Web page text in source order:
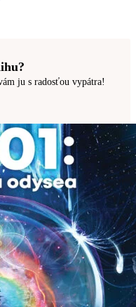
ju s radosťou vypátra!